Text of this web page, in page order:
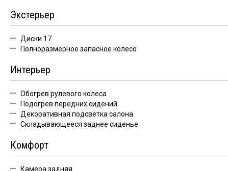
Экстерьер
Диски 17
Полноразмерное запасное колесо
Интерьер
Обогрев рулевого колеса
Подогрев передних сидений
Декоративная подсветка салона
Складывающееся заднее сиденье
Комфорт
Камера задняя